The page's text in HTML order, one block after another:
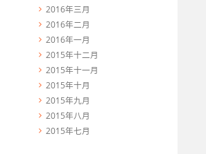
2016年三月
2016年二月
2016年一月
2015年十二月
2015年十一月
2015年十月
2015年九月
2015年八月
2015年七月